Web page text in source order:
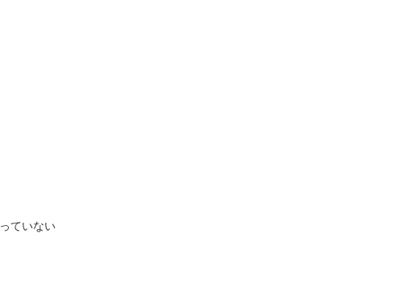
ていない